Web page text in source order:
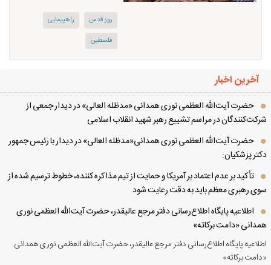
روز قدس
راهپیمایی
فلسطین
آخرین اخبار
حضرت آیت‌الله العظمی نوری همدانی «مدظله العالی» در دیدار جمعی از
در مراسم تشییع رهبر شهید انقلاب اسلامی
حضرت آیت‌الله العظمی نوری همدانی«مدظله العالی» در دیدار با رئیس جمهور
پزشکیان:
تأکید بر عدم اعتماد بر آمریکا و حمایت از تیم مذاکره کننده، خطوط ترسیم شده از
رهبری معظم باید به دقت رعایت شود
اطلاعیه پایگاه اطلاع‌رسانی دفتر مرجع عالیقدر، حضرت آیت‌الله العظمی نوری
«دامت برکاته»
پایگاه اطلاع‌رسانی دفتر مرجع عالیقدر، حضرت آیت‌الله العظمی نوری همدانی
برکاته»